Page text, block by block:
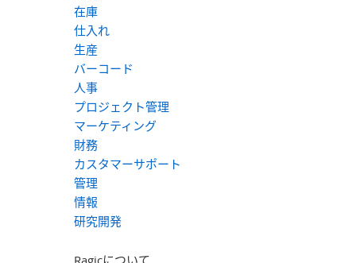
在庫
仕入れ
生産
バーコード
人事
プロジェクト管理
マーケティング
財務
カスタマーサポート
管理
情報
研究開発